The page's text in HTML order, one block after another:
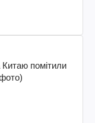
помітили